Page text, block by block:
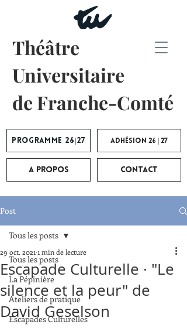
Programme 26|27
Théâtre
Universitaire
de Franche-Comté
Adhésion 26 | 27
A propos Contact
Post
Tous les posts
La Pépinière
Ateliers de pratique
Escapades Culturelles
Tous les posts
Escapade Culturelle · "Le
silence et la peur" de
David Geselson
29 oct. 2021 1 min de lecture